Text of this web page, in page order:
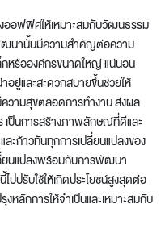
ออฟฟิศให้เหมาะสมกับวัฒนธรรม
ฒนานั้นมีความสำคัญต่อความ
กหรือองค์กรขนาดใหญ่ แน่นอน
อยู่และสะดวกสบายขึ้นช่วยให้
วามสุขตลอดการทำงาน ส่งผล
เป็นการสร้างภาพลักษณ์ที่ดีและ
ะก้าวทันทุกการเปลี่ยนแปลงของ
ยนแปลงพร้อมกับการพัฒนา
ปปรับใช้ให้เกิดประโยชน์สูงสุดต่อ
หลักการให้จำเป็นและเหมาะสมกับ